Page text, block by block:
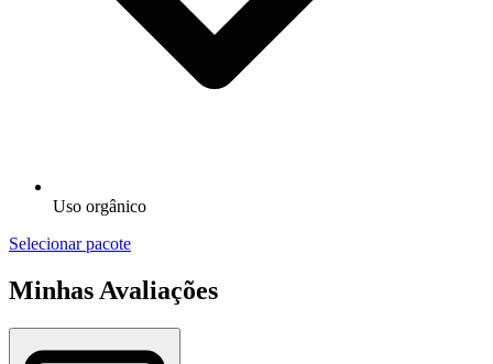
Uso orgânico
Selecionar pacote
Minhas Avaliações